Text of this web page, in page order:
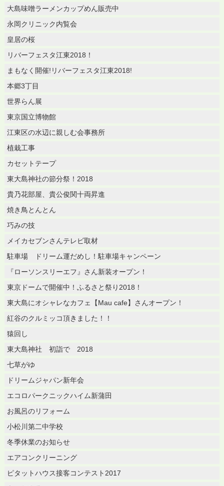
大島味噌ラーメンカップめん販売中
永岡クリニック内覧会
皇居の桜
リバーフェスタ江東2018！
まもなく開催!リバーフェスタ江東2018!
本郷3丁目
世界らん展
東京国立博物館
江東区の水辺に親しむ会事務所
植栽工事
カセットテープ
東大島神社の節分祭！2018
貴乃花部屋、貴公俊関十両昇進
焼き鳥とんとん
巧みの技
メイカセブンさんテレビ取材
駐車場 ドリーム運だめし！駐車場キャンペーン
『ローソンスリーエフ』さん新装オープン！
東京ドームで開催中！ふるさと祭り2018！
東大島にオシャレなカフェ【Mau cafe】さんオープン！
紅谷のクルミッコ頂きました！！
猿回し
東大島神社 初詣で 2018
七草がゆ
ドリームジャパン新年会
エコロパークニックハイム新蒲田
お風呂のリフォーム
小松川第二中学校
冬季休業のお知らせ
エアコンクリーニング
ピタットハウス接客コンテスト2017